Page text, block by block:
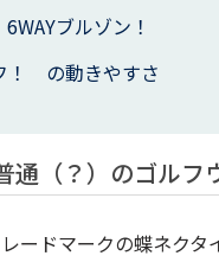
ブルゾン！
！ の動きやすさ
（？）のゴルフ
ードマークの蝶ネク